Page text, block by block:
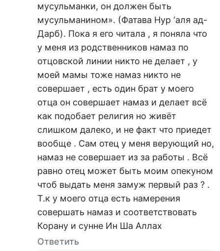
мусульманки, он должен быть
мусульманином». (Фатава Нур ‘аля ад-
Дарб). Пока я его читала , я поняла что
у меня из родственников намаз по
отцовской линии никто не делает , у
моей мамы тоже намаз никто не
совершает , есть один брат у моего
отца он совершает намаз и делает всё
как подобает религия но живёт
слишком далеко, и не факт что приедет
вообще . Сам отец у меня верующий но,
намаз не совершает из за работы . Всё
равно отец может быть моим опекуном
чтоб выдать меня замуж первый раз ? .
Т.к у моего отца есть намерения
совершать намаз и соответствовать
Корану и сунне Ин Ша Аллах
Ответить